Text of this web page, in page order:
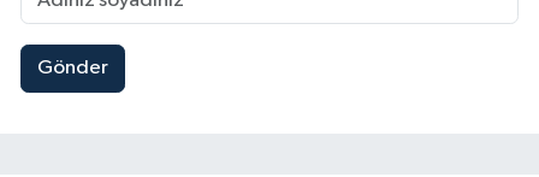
Gönder